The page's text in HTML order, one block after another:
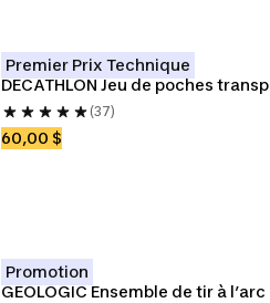
Premier Prix Technique
DECATHLON Jeu de poches
(37)
60,00 $
Promotion
GEOLOGIC Ensemble de tir à l’arc